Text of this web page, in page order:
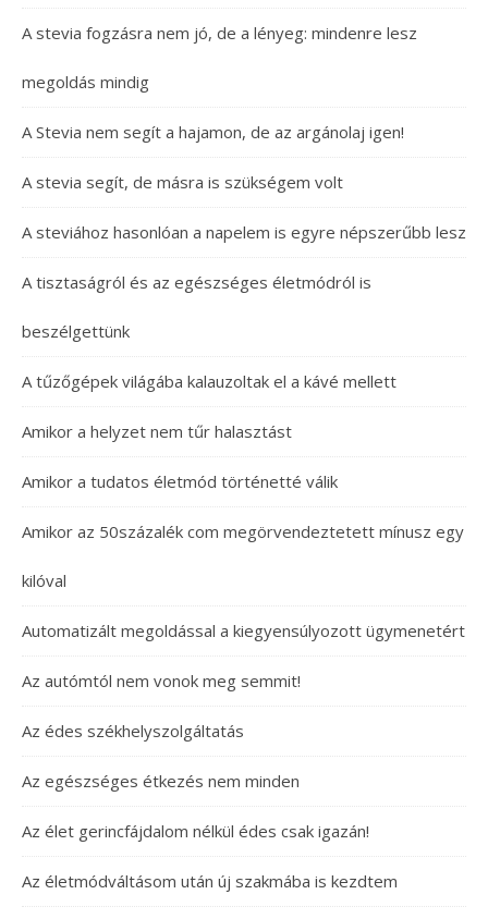
A stevia fogzásra nem jó, de a lényeg: mindenre lesz
megoldás mindig
A Stevia nem segít a hajamon, de az argánolaj igen!
A stevia segít, de másra is szükségem volt
A steviához hasonlóan a napelem is egyre népszerűbb lesz
A tisztaságról és az egészséges életmódról is
beszélgettünk
A tűzőgépek világába kalauzoltak el a kávé mellett
Amikor a helyzet nem tűr halasztást
Amikor a tudatos életmód történetté válik
Amikor az 50százalék com megörvendeztetett mínusz egy
kilóval
Automatizált megoldással a kiegyensúlyozott ügymenetért
Az autómtól nem vonok meg semmit!
Az édes székhelyszolgáltatás
Az egészséges étkezés nem minden
Az élet gerincfájdalom nélkül édes csak igazán!
Az életmódváltásom után új szakmába is kezdtem